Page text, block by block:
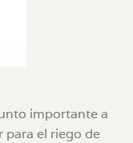
importante a
para el riego de